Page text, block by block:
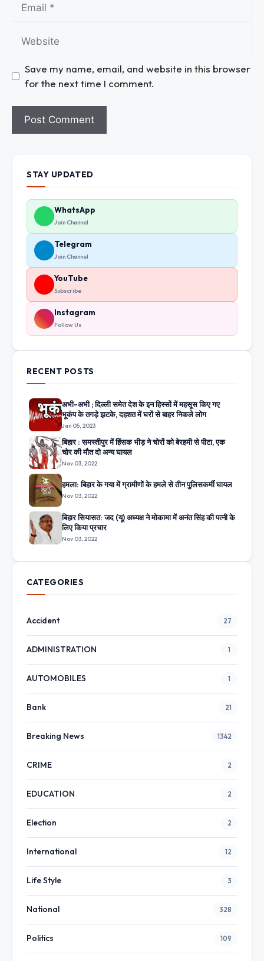
Save my name, email, and website in this browser
for the next time I comment.
STAY UPDATED
WhatsApp
Join Channel
Telegram
Join Channel
YouTube
Subscribe
Instagram
Follow Us
RECENT POSTS
अभी-अभी ; दिल्ली समेत देश के इन हिस्सों में महसूस किए गए
भूकंप के तगड़े झटके, दहशत में घरों से बाहर निकले लोग
Jan 05, 2023
बिहार : समस्तीपुर में हिंसक भीड़ ने चोरों को बेरहमी से पीटा, एक
चोर की मौत दो अन्य घायल
Nov 03, 2022
हमला: बिहार के गया में ग्रामीणों के हमले से तीन पुलिसकर्मी घायल
Nov 03, 2022
बिहार सियासत: जद (यू) अध्यक्ष ने मोकामा में अनंत सिंह की पत्नी के
लिए किया प्रचार
Nov 03, 2022
CATEGORIES
Accident 27
ADMINISTRATION 1
AUTOMOBILES 1
Bank 21
Breaking News 1342
CRIME 2
EDUCATION 2
Election 2
International 12
Life Style 3
National 328
Politics 109